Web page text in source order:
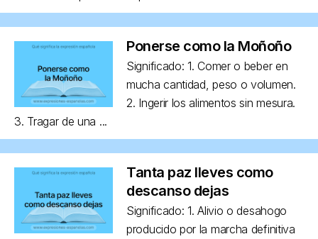
Ponerse como la Moñoño
Significado: 1. Comer o beber en
mucha cantidad, peso o volumen.
2. Ingerir los alimentos sin mesura.
3. Tragar de una ...
Tanta paz lleves como
descanso dejas
Significado: 1. Alivio o desahogo
producido por la marcha definitiva